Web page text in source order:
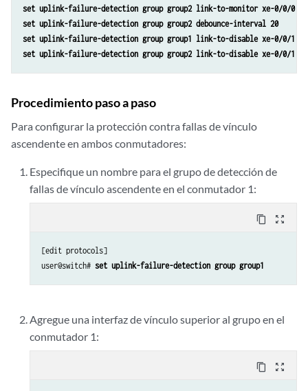
set uplink-failure-detection group group2 link-to-monitor xe-0/0/0
set uplink-failure-detection group group2 debounce-interval 20
set uplink-failure-detection group group1 link-to-disable xe-0/0/1
set uplink-failure-detection group group2 link-to-disable xe-0/0/1
Procedimiento paso a paso
Para configurar la protección contra fallas de vínculo
ascendente en ambos conmutadores:
Especifique un nombre para el grupo de detección de
fallas de vínculo ascendente en el conmutador 1:
content_copy zoom_out_map
[edit protocols]
user@switch# set uplink-failure-detection group group1
Agregue una interfaz de vínculo superior al grupo en el
conmutador 1:
content_copy zoom_out_map